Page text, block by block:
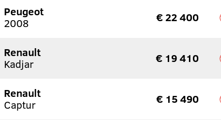
Peugeot
2008
€ 22 400
Renault
Kadjar
€ 19 410
Renault
Captur
€ 15 490